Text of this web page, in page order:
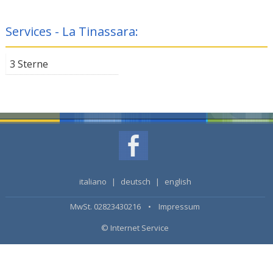
Services - La Tinassara:
3 Sterne
italiano | deutsch | english
MwSt. 02823430216 • Impressum
© Internet Service